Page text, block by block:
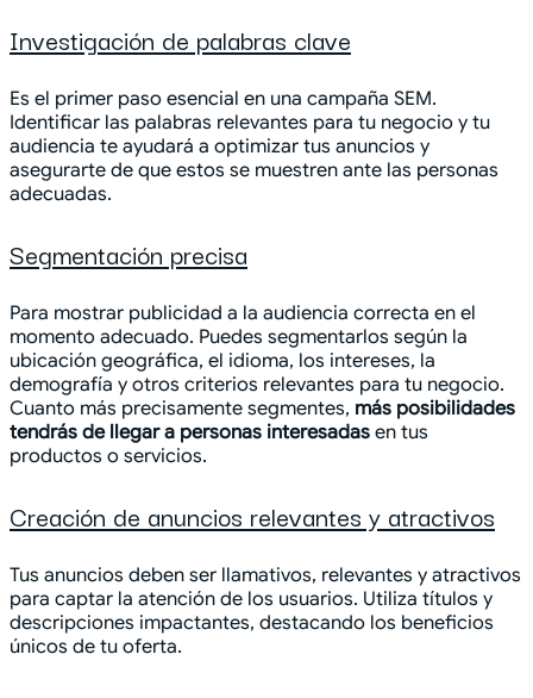
Investigación de palabras clave
Es el primer paso esencial en una campaña SEM.
Identificar las palabras relevantes para tu negocio y tu
audiencia te ayudará a optimizar tus anuncios y
asegurarte de que estos se muestren ante las personas
adecuadas.
Segmentación precisa
Para mostrar publicidad a la audiencia correcta en el
momento adecuado. Puedes segmentarlos según la
ubicación geográfica, el idioma, los intereses, la
demografía y otros criterios relevantes para tu negocio.
Cuanto más precisamente segmentes, más posibilidades
tendrás de llegar a personas interesadas en tus
productos o servicios.
Creación de anuncios relevantes y atractivos
Tus anuncios deben ser llamativos, relevantes y atractivos
para captar la atención de los usuarios. Utiliza títulos y
descripciones impactantes, destacando los beneficios
únicos de tu oferta.